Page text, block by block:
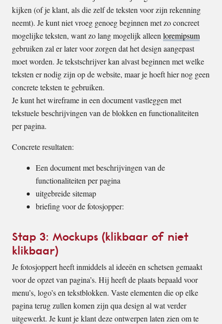
kijken (of je klant, als die zelf de teksten voor zijn rekenning
neemt). Je kunt niet vroeg genoeg beginnen met zo concreet
mogelijke teksten, want zo lang mogelijk alleen loremipsum
gebruiken zal er later voor zorgen dat het design aangepast
moet worden. Je tekstschrijver kan alvast beginnen met welke
teksten er nodig zijn op de website, maar je hoeft hier nog geen
concrete teksten te gebruiken.
Je kunt het wireframe in een document vastleggen met
tekstuele beschrijvingen van de blokken en functionaliteiten
per pagina.
Concrete resultaten:
Een document met beschrijvingen van de
functionaliteiten per pagina
uitgebreide sitemap
briefing voor de fotosjopper:
Stap 3: Mockups (klikbaar of niet
klikbaar)
Je fotosjoppert heeft inmiddels al ideeën en schetsen gemaakt
voor de opzet van pagina’s. Hij heeft de plaats bepaald voor
menu’s, logo’s en tekstblokken. Vaste elementen die op elke
pagina terug zullen komen zijn qua design al wat verder
uitgewerkt. Je kunt je klant deze ontwerpen laten zien om te